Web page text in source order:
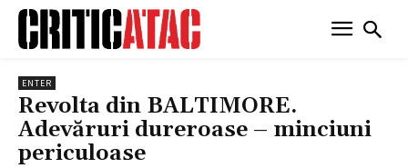
ENTER
Revolta din BALTIMORE.
Adevăruri dureroase – minciuni
periculoase